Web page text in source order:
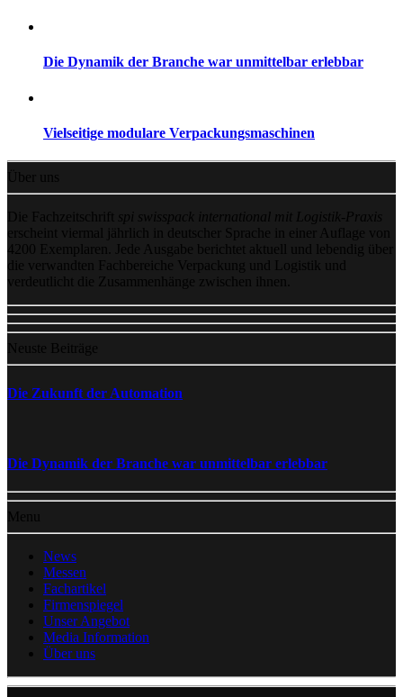
Die Dynamik der Branche war unmittelbar erlebbar
Vielseitige modulare Verpackungsmaschinen
Über uns
Die Fachzeitschrift
spi swisspack international mit Logistik-Praxis
erscheint viermal jährlich in deutscher Sprache in einer Auflage von
4200 Exemplaren. Jede Ausgabe berichtet aktuell und lebendig über
die verwandten Fachbereiche Verpackung und Logistik und
verdeutlicht die Zusammenhänge zwischen ihnen.
Neuste Beiträge
Die Zukunft der Automation
Die Dynamik der Branche war unmittelbar erlebbar
Menu
News
Messen
Fachartikel
Firmenspiegel
Unser Angebot
Media Information
Über uns